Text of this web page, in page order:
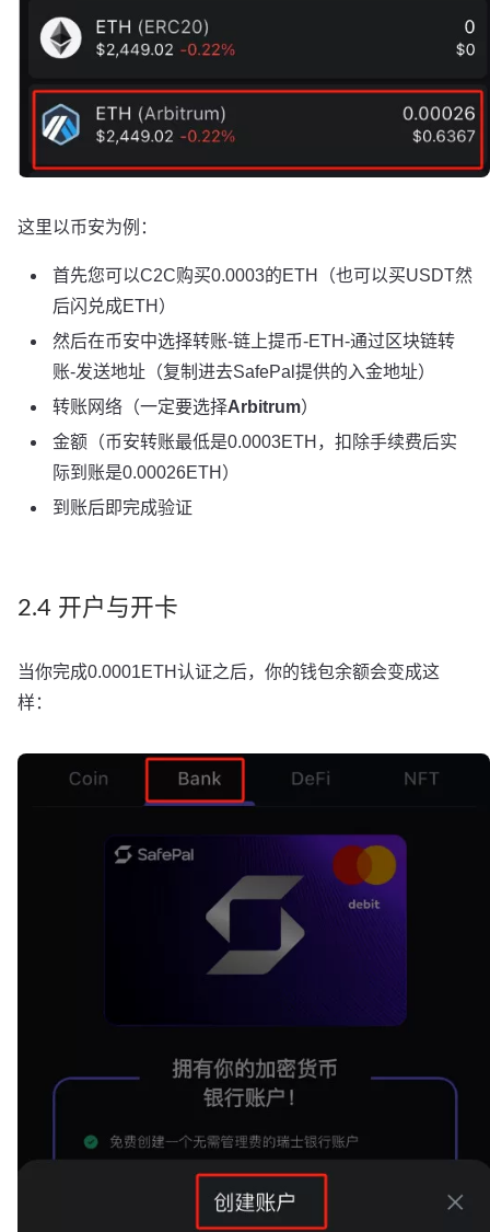
这里以币安为例：
首先您可以C2C购买0.0003的ETH（也可以买USDT然
后闪兑成ETH）
然后在币安中选择转账-链上提币-ETH-通过区块链转
账-发送地址（复制进去SafePal提供的入金地址）
转账网络（一定要选择Arbitrum）
金额（币安转账最低是0.0003ETH，扣除手续费后实
际到账是0.00026ETH）
到账后即完成验证
2.4 开户与开卡
当你完成0.0001ETH认证之后，你的钱包余额会变成这
样：